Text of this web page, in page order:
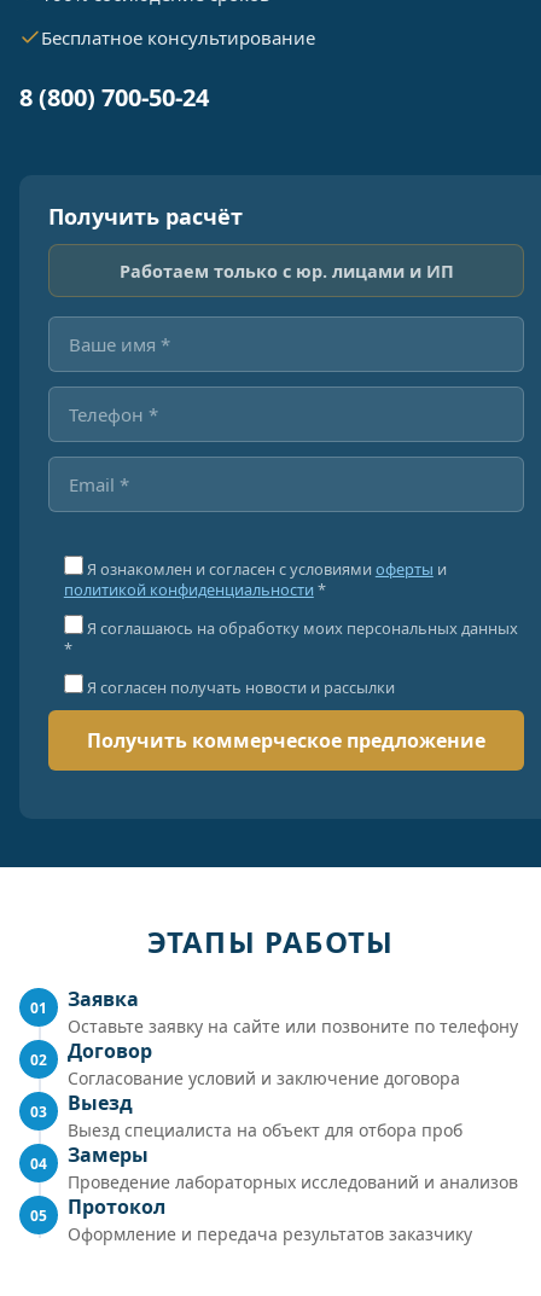
Бесплатное консультирование
8 (800) 700-50-24
Получить расчёт
Работаем только с юр. лицами и ИП
Я ознакомлен и согласен с условиями оферты и
политикой конфиденциальности *
Я соглашаюсь на обработку моих персональных данных
*
Я согласен получать новости и рассылки
ЭТАПЫ РАБОТЫ
01 Заявка
Оставьте заявку на сайте или позвоните по телефону
02 Договор
Согласование условий и заключение договора
03 Выезд
Выезд специалиста на объект для отбора проб
04 Замеры
Проведение лабораторных исследований и анализов
05 Протокол
Оформление и передача результатов заказчику